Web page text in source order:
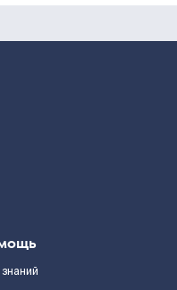
знаний